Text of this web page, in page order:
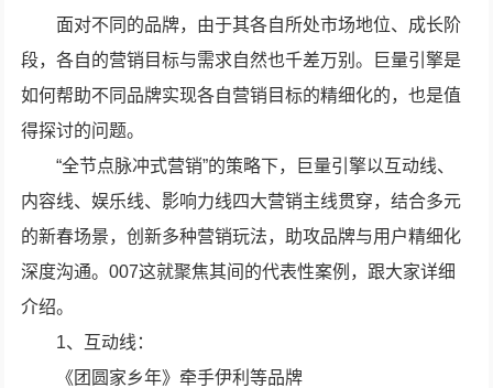
面对不同的品牌，由于其各自所处市场地位、成长阶
段，各自的营销目标与需求自然也千差万别。巨量引擎是
如何帮助不同品牌实现各自营销目标的精细化的，也是值
得探讨的问题。
“全节点脉冲式营销”的策略下，巨量引擎以互动线、
内容线、娱乐线、影响力线四大营销主线贯穿，结合多元
的新春场景，创新多种营销玩法，助攻品牌与用户精细化
深度沟通。007这就聚焦其间的代表性案例，跟大家详细
介绍。
1、互动线：
《团圆家乡年》牵手伊利等品牌